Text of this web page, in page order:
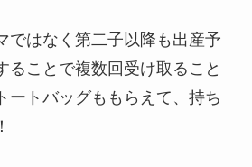
ではなく第二子以降も出産予
ることで複数回受け取ること
ートバッグももらえて、持ち